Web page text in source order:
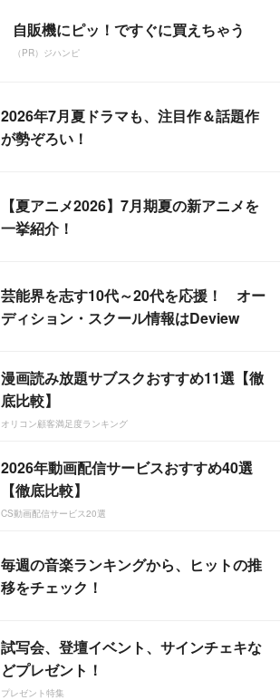
自販機にピッ！ですぐに買えちゃう
（PR）ジハンピ
2026年7月夏ドラマも、注目作＆話題作
が勢ぞろい！
【夏アニメ2026】7月期夏の新アニメを
一挙紹介！
芸能界を志す10代～20代を応援！ オー
ディション・スクール情報はDeview
漫画読み放題サブスクおすすめ11選【徹
底比較】
オリコン顧客満足度ランキング
2026年動画配信サービスおすすめ40選
【徹底比較】
CS動画配信サービス20選
毎週の音楽ランキングから、ヒットの推
移をチェック！
試写会、登壇イベント、サインチェキな
どプレゼント！
プレゼント特集